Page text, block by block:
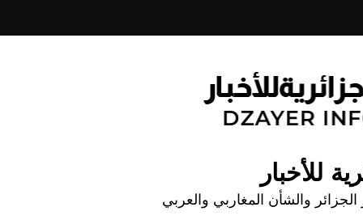
للأخبار
والشأن المغاربي والعربي